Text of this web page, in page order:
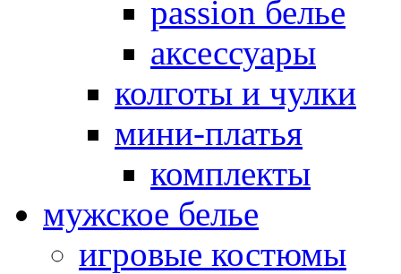
passion белье
аксессуары
колготы и чулки
мини-платья
комплекты
мужское белье
игровые костюмы